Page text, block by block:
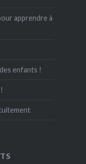
apprendre à
enfants !